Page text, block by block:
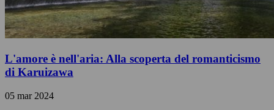
L'amore è nell'aria: Alla scoperta del romanticismo
di Karuizawa
05 mar 2024